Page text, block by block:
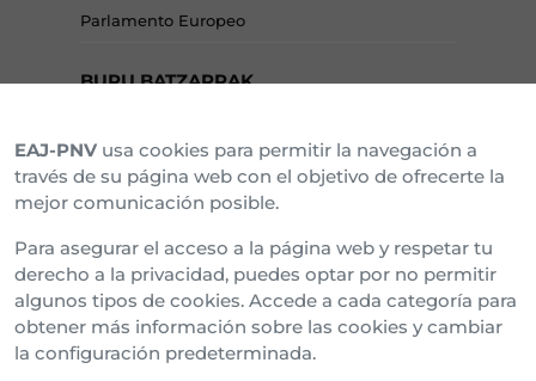
Parlamento Europeo
BURU BATZARRAK
Araba Buru Batzar
Bizkai Buru Batzar
Gipuzko Buru Batzar
Ipar Buru Batzar
Napar Buru Batzar
EAJ-PNV usa cookies para permitir la navegación a
través de su página web con el objetivo de ofrecerte la
mejor comunicación posible.
Para asegurar el acceso a la página web y respetar tu
derecho a la privacidad, puedes optar por no permitir
algunos tipos de cookies. Accede a cada categoría para
obtener más información sobre las cookies y cambiar
la configuración predeterminada.